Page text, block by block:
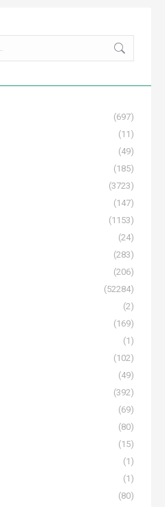
(697)
(11)
(49)
(185)
(3723)
(147)
(1153)
(24)
(283)
(206)
(52284)
(2)
(169)
(1)
(102)
(49)
(392)
(69)
(80)
(15)
(1)
(1)
(80)